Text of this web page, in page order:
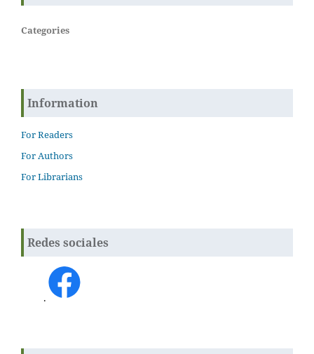
Categories
Information
For Readers
For Authors
For Librarians
Redes sociales
.